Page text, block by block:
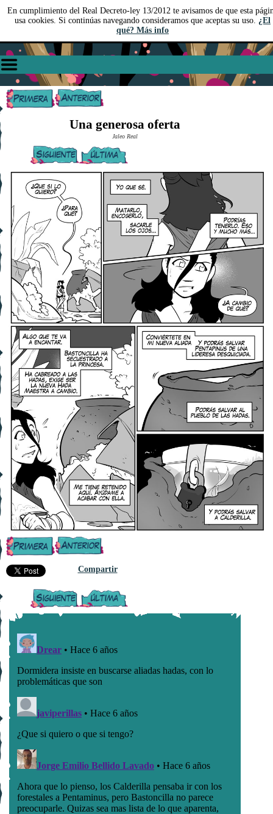
En cumplimiento del Real Decreto-ley 13/2012 te avisamos de que esta
usa cookies. Si continúas navegando consideramos que aceptas su uso. ¿El
qué? Más info
Una generosa oferta
Jaleo Real
Compartir